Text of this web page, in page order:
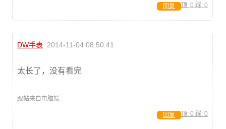
顶: 0 踩: 0
回复
DW手表 2014-11-04 08:50:41
太长了，没有看完
跟帖来自电脑端
顶: 0 踩: 0
回复